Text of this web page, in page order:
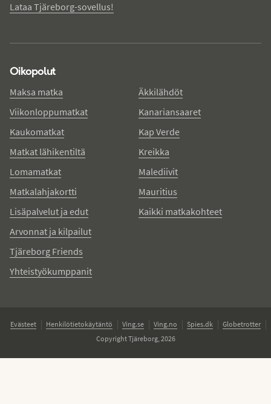
Lataa Tjäreborg-sovellus!
Oikopolut
Maksa matka
Viikonloppumatkat
Kaukomatkat
Matkat lähikentiltä
Lomamatkat
Matkalahjakortti
Lisäpalvelut ja edut
Arvonnat ja kilpailut
Tjäreborg Friends
Yhteistyökumppanit
Äkkilähdöt
Kanariansaaret
Kap Verde
Kreikka
Malediivit
Mauritius
Kaikki matkakohteet
Evästeet Henkilötietokäytäntö Ving.se Ving.no Spies.dk
Globetrotter
Copyright Tjäreborg, 2026